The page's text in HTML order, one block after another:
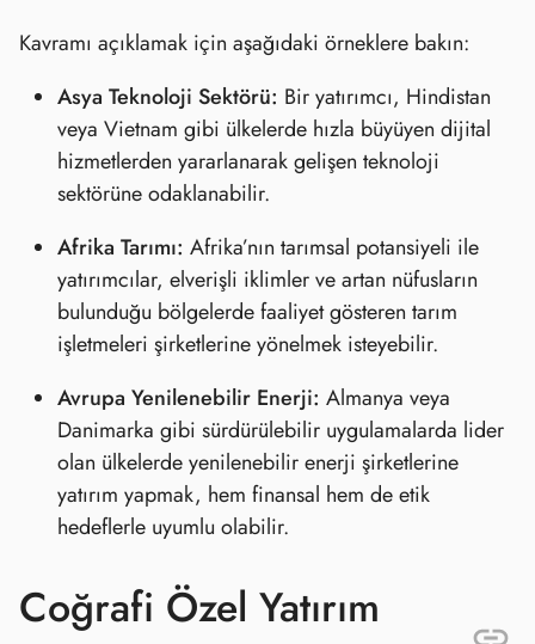
Kavramı açıklamak için aşağıdaki örneklere bakın:
Asya Teknoloji Sektörü: Bir yatırımcı, Hindistan
veya Vietnam gibi ülkelerde hızla büyüyen dijital
hizmetlerden yararlanarak gelişen teknoloji
sektörüne odaklanabilir.
Afrika Tarımı: Afrika’nın tarımsal potansiyeli ile
yatırımcılar, elverişli iklimler ve artan nüfusların
bulunduğu bölgelerde faaliyet gösteren tarım
işletmeleri şirketlerine yönelmek isteyebilir.
Avrupa Yenilenebilir Enerji: Almanya veya
Danimarka gibi sürdürülebilir uygulamalarda lider
olan ülkelerde yenilenebilir enerji şirketlerine
yatırım yapmak, hem finansal hem de etik
hedeflerle uyumlu olabilir.
Coğrafi Özel Yatırım